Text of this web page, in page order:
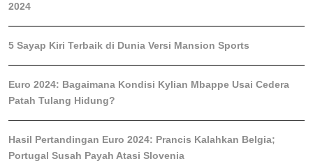
2024
5 Sayap Kiri Terbaik di Dunia Versi Mansion Sports
Euro 2024: Bagaimana Kondisi Kylian Mbappe Usai Cedera
Patah Tulang Hidung?
Hasil Pertandingan Euro 2024: Prancis Kalahkan Belgia;
Portugal Susah Payah Atasi Slovenia